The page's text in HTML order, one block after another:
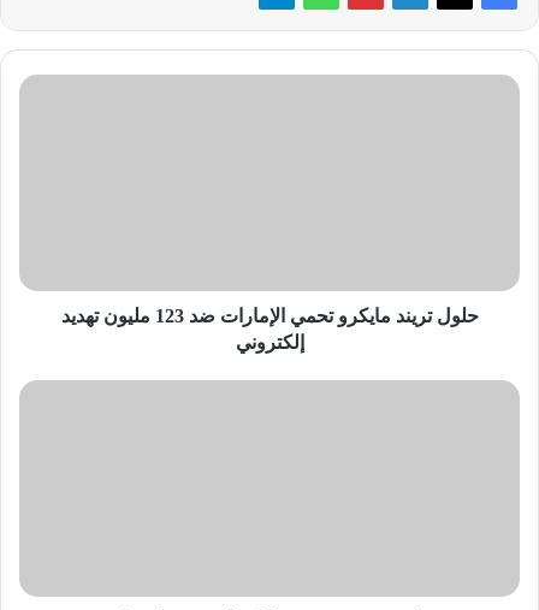
حلول
تهديد
إلكتروني
حلول تريند مايكرو تحمي الإمارات ضد 123 مليون تهديد
إلكتروني
كم